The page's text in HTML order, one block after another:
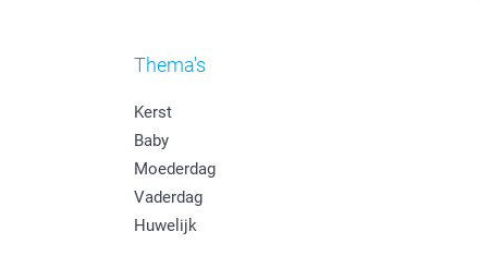
Thema's
Kerst
Baby
Moederdag
Vaderdag
Huwelijk